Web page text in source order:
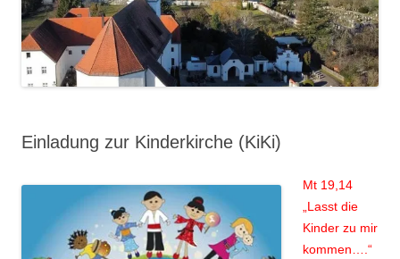
Einladung zur Kinderkirche (KiKi)
Mt 19,14
„Lasst die
Kinder zu mir
kommen….“